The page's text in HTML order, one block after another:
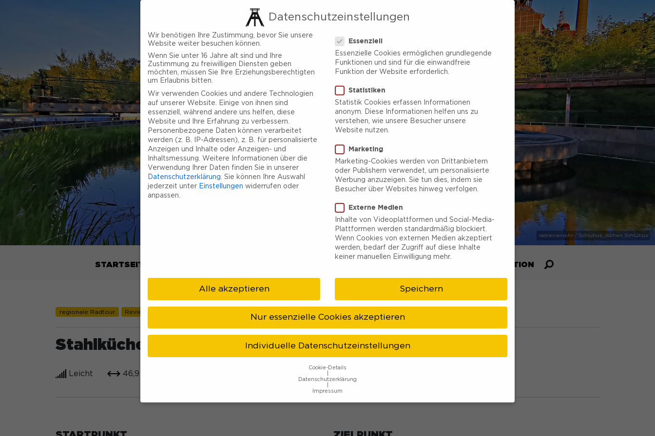
STARTSEITE INSPIRATION
regionale Radtour RevierRoute
Stahlküche – Den Wandel erfahren
Leicht 46,9 km
Datenschutzeinstellungen
Wir benötigen Ihre Zustimmung, bevor Sie unsere
Website weiter besuchen können.
Wenn Sie unter 16 Jahre alt sind und Ihre
Zustimmung zu freiwilligen Diensten geben
möchten, müssen Sie Ihre Erziehungsberechtigten
um Erlaubnis bitten.
Wir verwenden Cookies und andere Technologien
auf unserer Website. Einige von ihnen sind
essenziell, während andere uns helfen, diese
Website und Ihre Erfahrung zu verbessern.
Personenbezogene Daten können verarbeitet
werden (z. B. IP-Adressen), z. B. für personalisierte
Anzeigen und Inhalte oder Anzeigen- und
Inhaltsmessung.
Weitere Informationen über die
Verwendung Ihrer Daten finden Sie in unserer
Datenschutzerklärung Sie können Ihre Auswahl
jederzeit unter Einstellungen widerrufen oder
anpassen.
Essenziell
Essenzielle Cookies ermöglichen grundlegende
Funktionen und sind für die einwandfreie
Funktion der Website erforderlich.
Statistiken
Statistik Cookies erfassen Informationen
anonym. Diese Informationen helfen uns zu
verstehen, wie unsere Besucher unsere
Website nutzen.
Marketing
Marketing-Cookies werden von Drittanbietern
oder Publishern verwendet, um personalisierte
Werbung anzuzeigen. Sie tun dies, indem sie
Besucher über Websites hinweg verfolgen.
Externe Medien
Inhalte von Videoplattformen und Social-Media-
Plattformen werden standardmäßig blockiert.
Wenn Cookies von externen Medien akzeptiert
werden, bedarf der Zugriff auf diese Inhalte
keiner manuellen Einwilligung mehr.
Alle akzeptieren Speichern
Nur essenzielle Cookies akzeptieren
Individuelle Datenschutzeinstellungen
Cookie-Details
Datenschutzerklärung
Impressum
Datenschutzeinstellungen